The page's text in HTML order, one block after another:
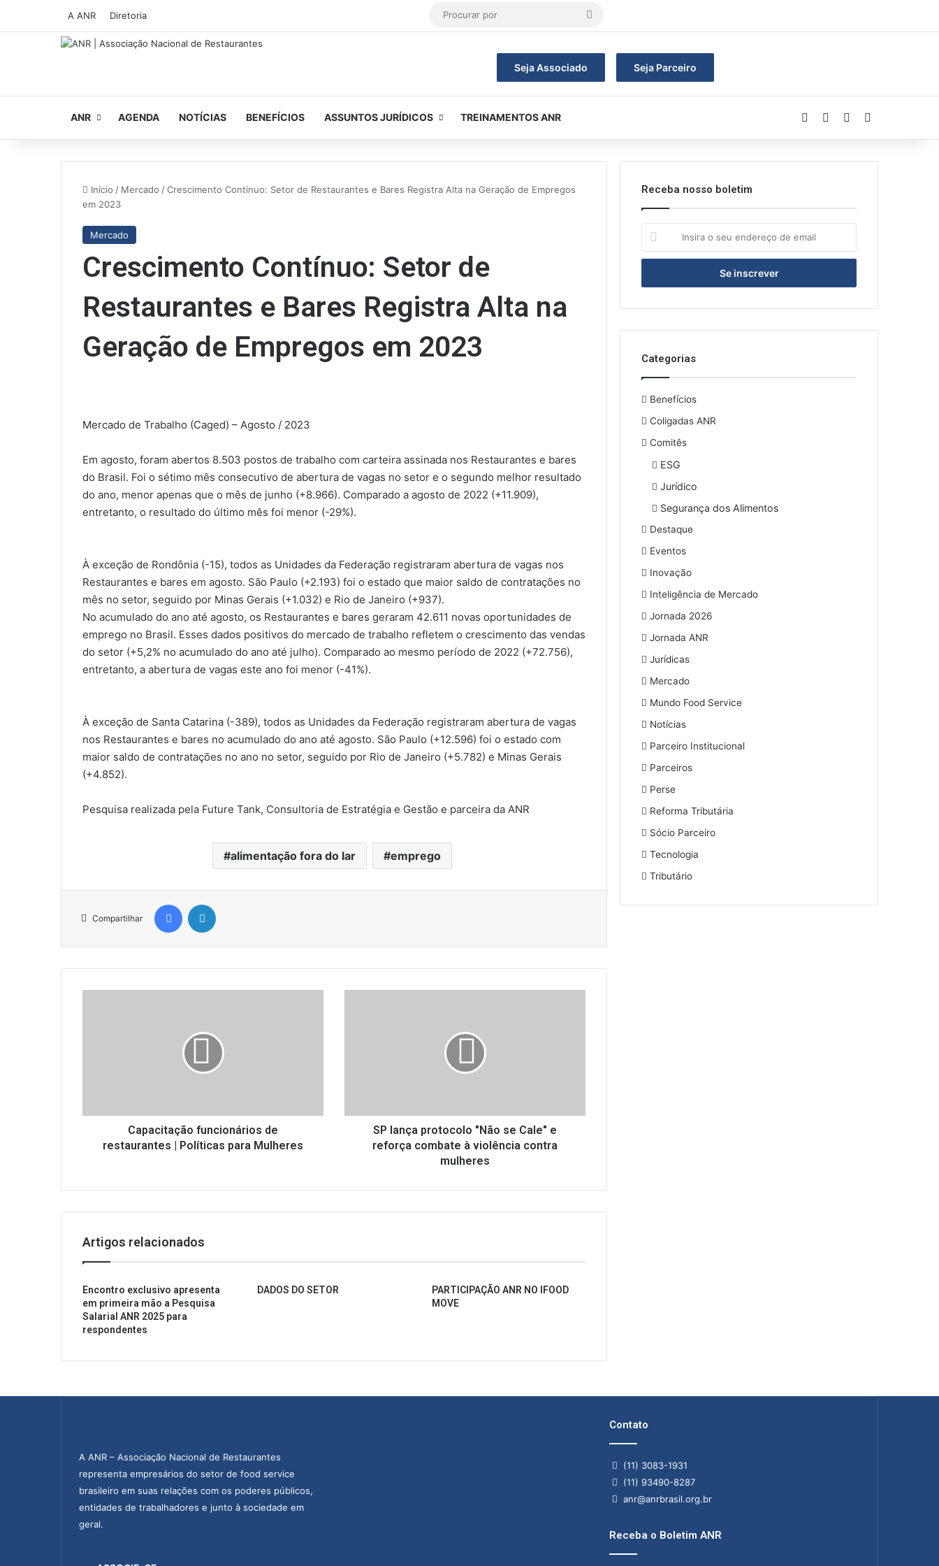
A ANR Diretoria
Seja Associado Seja Parceiro
ANR AGENDA NOTÍCIAS BENEFÍCIOS ASSUNTOS JURÍDICOS TREINAMENTOS ANR FacebookLinkedinYouTube
Início / Mercado /Crescimento Contínuo: Setor de Restaurantes e Bares Registra Alta na Geração de Empregos
em 2023
Mercado
Crescimento Contínuo: Setor de
Restaurantes e Bares Registra Alta na
Geração de Empregos em 2023
Mercado de Trabalho (Caged) – Agosto / 2023
Em agosto, foram abertos 8.503 postos de trabalho com carteira assinada nos Restaurantes e bares
do Brasil. Foi o sétimo mês consecutivo de abertura de vagas no setor e o segundo melhor resultado
do ano, menor apenas que o mês de junho (+8.966). Comparado a agosto de 2022 (+11.909),
entretanto, o resultado do último mês foi menor (-29%).
À exceção de Rondônia (-15), todos as Unidades da Federação registraram abertura de vagas nos
Restaurantes e bares em agosto. São Paulo (+2.193) foi o estado que maior saldo de contratações no
mês no setor, seguido por Minas Gerais (+1.032) e Rio de Janeiro (+937).
No acumulado do ano até agosto, os Restaurantes e bares geraram 42.611 novas oportunidades de
emprego no Brasil. Esses dados positivos do mercado de trabalho refletem o crescimento das vendas
do setor (+5,2% no acumulado do ano até julho). Comparado ao mesmo período de 2022 (+72.756),
entretanto, a abertura de vagas este ano foi menor (-41%).
À exceção de Santa Catarina (-389), todos as Unidades da Federação registraram abertura de vagas
nos Restaurantes e bares no acumulado do ano até agosto. São Paulo (+12.596) foi o estado com
maior saldo de contratações no ano no setor, seguido por Rio de Janeiro (+5.782) e Minas Gerais
(+4.852).
Pesquisa realizada pela Future Tank, Consultoria de Estratégia e Gestão e parceira da ANR
alimentação fora do lar emprego
Compartilhar
Facebook
Capacitação funcionários de
restaurantes | Políticas para Mulheres
combate
violência
SP lança protocolo "Não se Cale" e
reforça combate à violência contra
mulheres
Artigos relacionados
Encontro exclusivo apresenta
em primeira mão a Pesquisa
Salarial ANR 2025 para
respondentes
DADOS DO SETOR
PARTICIPAÇÃO ANR NO IFOOD
MOVE
Receba nosso boletim
seu
de
Categorias
Benefícios
Coligadas ANR
Comitês
ESG
Jurídico
Segurança dos Alimentos
Destaque
Eventos
Inovação
Inteligência de Mercado
Jornada 2026
Jornada ANR
Jurídicas
Mercado
Mundo Food Service
Notícias
Parceiro Institucional
Parceiros
Perse
Reforma Tributária
Sócio Parceiro
Tecnologia
Tributário
A ANR – Associação Nacional de Restaurantes
representa empresários do setor de food service
brasileiro em suas relações com os poderes públicos,
entidades de trabalhadores e junto à sociedade em
geral.
Contato
(11) 3083-1931
(11) 93490-8287
anr@anrbrasil.org.br
Receba o Boletim ANR